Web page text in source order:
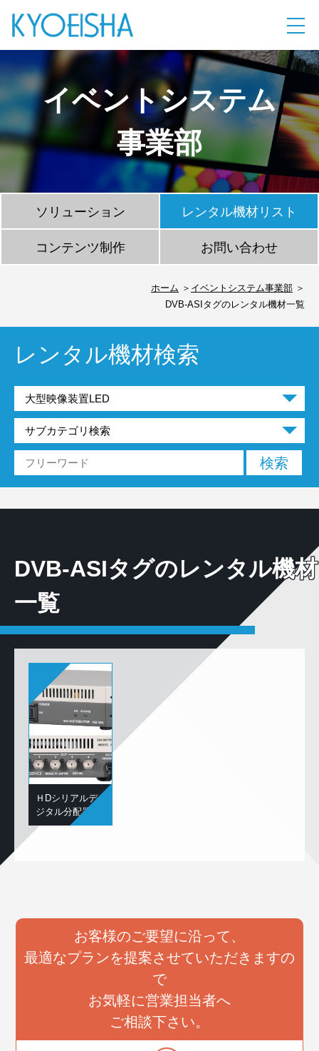
イベントシステム
事業部
ソリューション レンタル機材リスト
コンテンツ制作 お問い合わせ
ホーム
イベントシステム事業部
DVB-ASIタグのレンタル機材一覧
レンタル機材検索
DVB-ASIタグのレンタル機材
一覧
ＨDシリアルデ
ジタル分配器
お客様のご要望に沿って、
最適なプランを提案させていただきますの
で
お気軽に営業担当者へ
ご相談下さい。